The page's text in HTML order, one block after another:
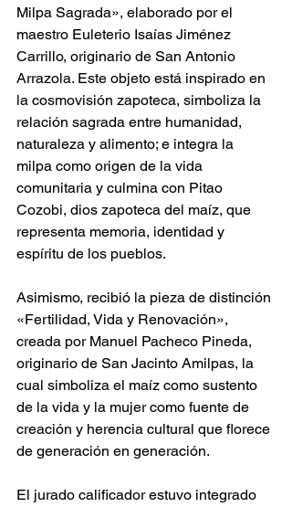
Milpa Sagrada», elaborado por el
maestro Euleterio Isaías Jiménez
Carrillo, originario de San Antonio
Arrazola. Este objeto está inspirado en
la cosmovisión zapoteca, simboliza la
relación sagrada entre humanidad,
naturaleza y alimento; e integra la
milpa como origen de la vida
comunitaria y culmina con Pitao
Cozobi, dios zapoteca del maíz, que
representa memoria, identidad y
espíritu de los pueblos.
Asimismo, recibió la pieza de distinción
«Fertilidad, Vida y Renovación»,
creada por Manuel Pacheco Pineda,
originario de San Jacinto Amilpas, la
cual simboliza el maíz como sustento
de la vida y la mujer como fuente de
creación y herencia cultural que florece
de generación en generación.
El jurado calificador estuvo integrado